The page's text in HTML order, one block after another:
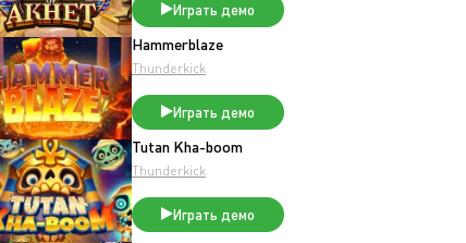
Играть демо
Hammerblaze
Thunderkick
Играть демо
Tutan Kha-boom
Thunderkick
Играть демо